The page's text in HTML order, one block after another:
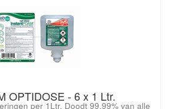
OPTIDOSE - 6 x 1 Ltr.
per 1Ltr. Doodt 99,99% van alle